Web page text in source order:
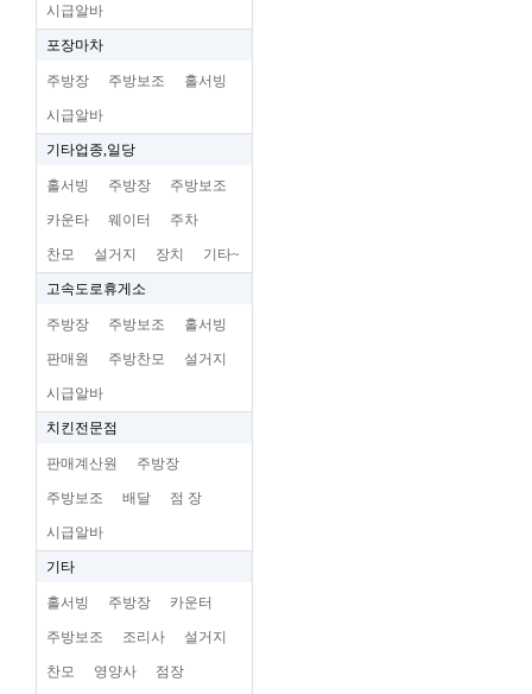
시급알바
포장마차
주방장 주방보조 홀서빙
시급알바
기타업종,일당
홀서빙 주방장 주방보조
카운타 웨이터 주차
찬모 설거지 장치 기타~
고속도로휴게소
주방장 주방보조 홀서빙
판매원 주방찬모 설거지
시급알바
치킨전문점
판매계산원 주방장
주방보조 배달 점 장
시급알바
기타
홀서빙 주방장 카운터
주방보조 조리사 설거지
찬모 영양사 점장